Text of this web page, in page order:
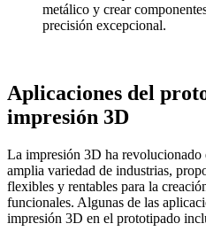
metálico y crear
precisión excepcional.
Aplicaciones del
impresión 3D
La impresión 3D ha revolucionado
amplia variedad de industrias,
flexibles y rentables para la
funcionales. Algunas de las
impresión 3D en el prototipado